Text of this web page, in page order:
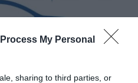
My Personal
sharing to third parties, or